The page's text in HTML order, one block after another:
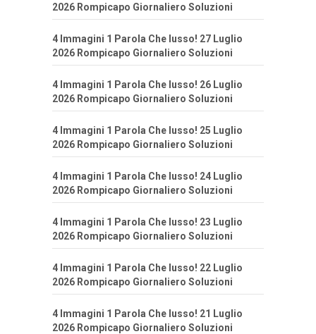
2026 Rompicapo Giornaliero Soluzioni
4 Immagini 1 Parola Che lusso! 27 Luglio
2026 Rompicapo Giornaliero Soluzioni
4 Immagini 1 Parola Che lusso! 26 Luglio
2026 Rompicapo Giornaliero Soluzioni
4 Immagini 1 Parola Che lusso! 25 Luglio
2026 Rompicapo Giornaliero Soluzioni
4 Immagini 1 Parola Che lusso! 24 Luglio
2026 Rompicapo Giornaliero Soluzioni
4 Immagini 1 Parola Che lusso! 23 Luglio
2026 Rompicapo Giornaliero Soluzioni
4 Immagini 1 Parola Che lusso! 22 Luglio
2026 Rompicapo Giornaliero Soluzioni
4 Immagini 1 Parola Che lusso! 21 Luglio
2026 Rompicapo Giornaliero Soluzioni